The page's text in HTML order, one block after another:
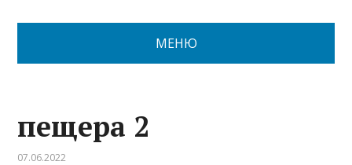
МЕНЮ
пещера 2
07.06.2022